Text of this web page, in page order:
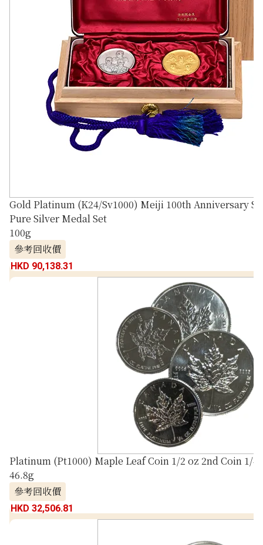
Gold Platinum (K24/Sv1000) Meiji 100th Anniversary
Pure Silver Medal Set
100g
參考回收價
HKD 90,138.31
Platinum (Pt1000) Maple Leaf Coin 1/2 oz 2nd Coin 1/4
46.8g
參考回收價
HKD 32,506.81